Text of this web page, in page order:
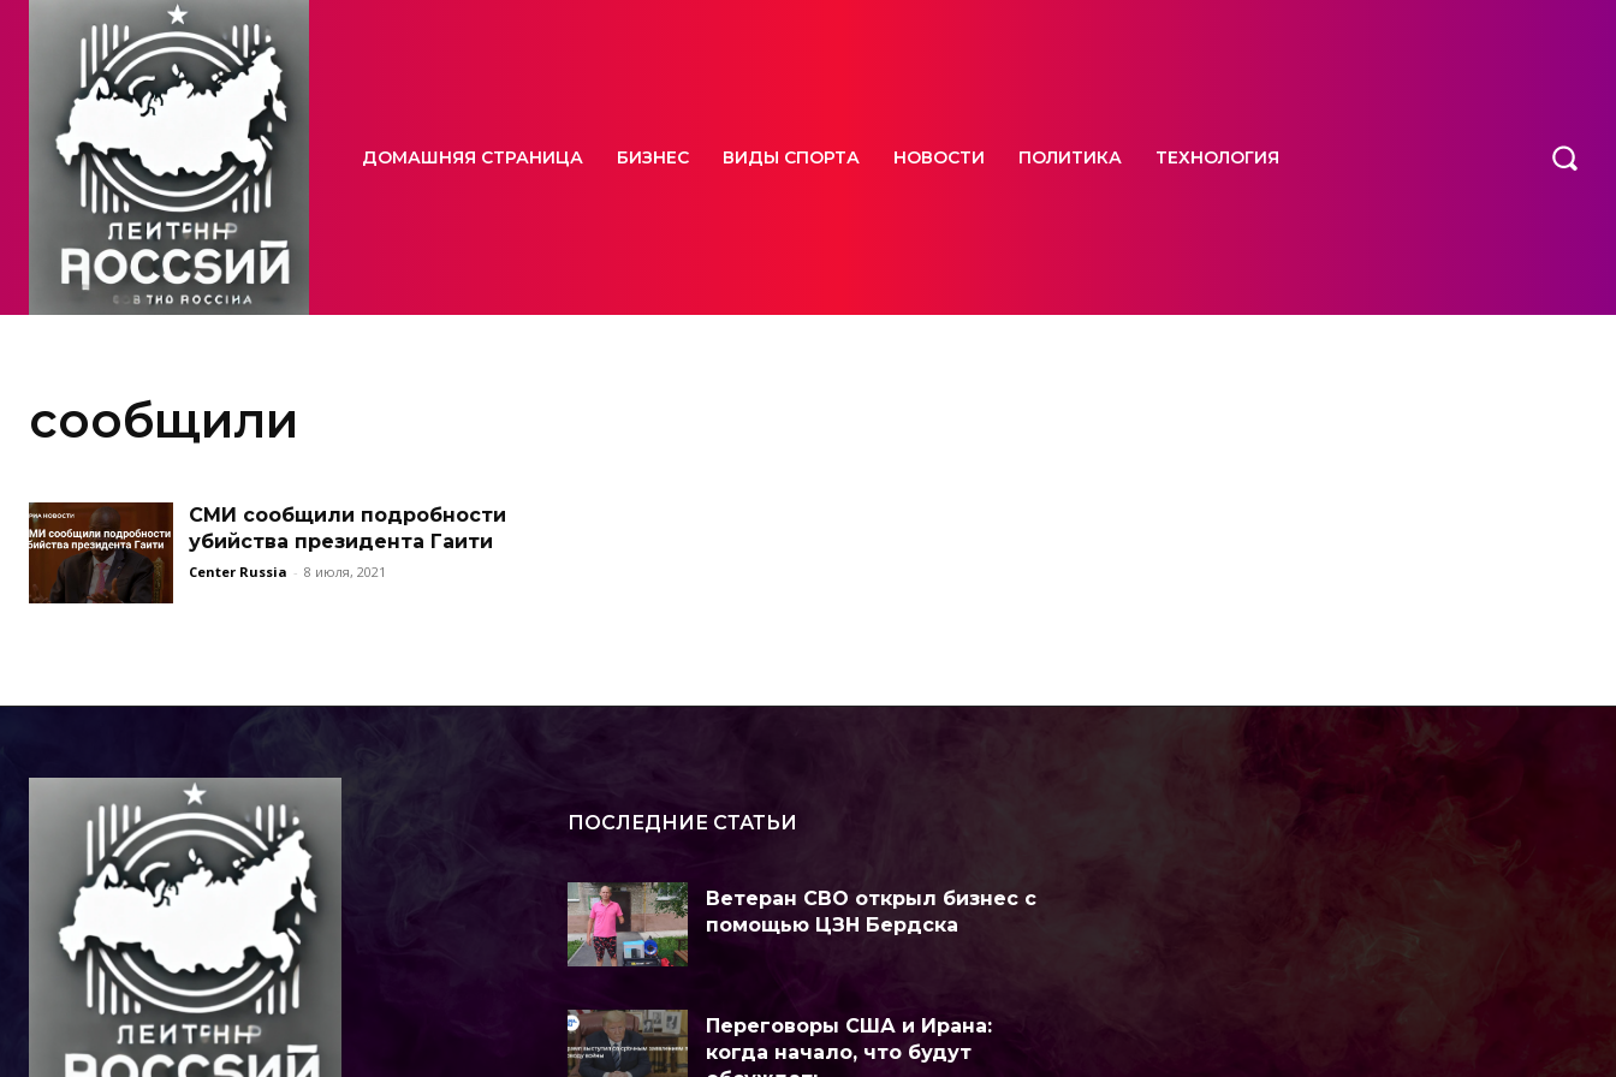
ДОМАШНЯЯ СТРАНИЦА БИЗНЕС ВИДЫ СПОРТА НОВОСТИ ПОЛИТИКА ТЕХНОЛОГИЯ
сообщили
СМИ сообщили подробности
убийства президента Гаити
Center Russia - 8 июля, 2021
ПОСЛЕДНИЕ СТАТЬИ
Ветеран СВО открыл бизнес с
помощью ЦЗН Бердска
Переговоры США и Ирана:
когда начало, что будут